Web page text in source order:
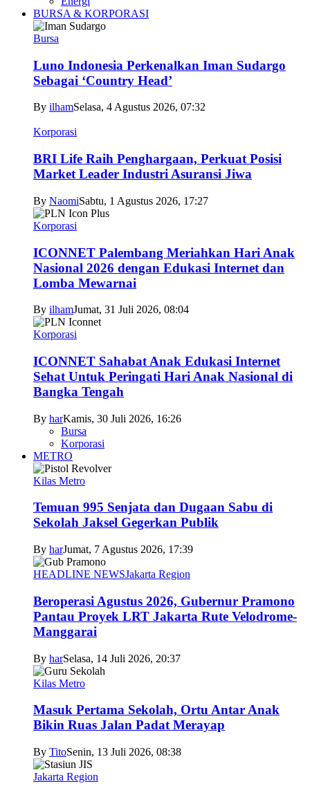
BURSA & KORPORASI
Bursa
Luno Indonesia Perkenalkan Iman Sudargo
Sebagai ‘Country Head’
By ilhamSelasa, 4 Agustus 2026, 07:32
Korporasi
BRI Life Raih Penghargaan, Perkuat Posisi
Market Leader Industri Asuransi Jiwa
By NaomiSabtu, 1 Agustus 2026, 17:27
Korporasi
ICONNET Palembang Meriahkan Hari Anak
Nasional 2026 dengan Edukasi Internet dan
Lomba Mewarnai
By ilhamJumat, 31 Juli 2026, 08:04
Korporasi
ICONNET Sahabat Anak Edukasi Internet
Sehat Untuk Peringati Hari Anak Nasional di
Bangka Tengah
By harKamis, 30 Juli 2026, 16:26
Bursa
Korporasi
METRO
Kilas Metro
Temuan 995 Senjata dan Dugaan Sabu di
Sekolah Jaksel Gegerkan Publik
By harJumat, 7 Agustus 2026, 17:39
HEADLINE NEWSJakarta Region
Beroperasi Agustus 2026, Gubernur Pramono
Pantau Proyek LRT Jakarta Rute Velodrome-
Manggarai
By harSelasa, 14 Juli 2026, 20:37
Kilas Metro
Masuk Pertama Sekolah, Ortu Antar Anak
Bikin Ruas Jalan Padat Merayap
By TitoSenin, 13 Juli 2026, 08:38
Jakarta Region